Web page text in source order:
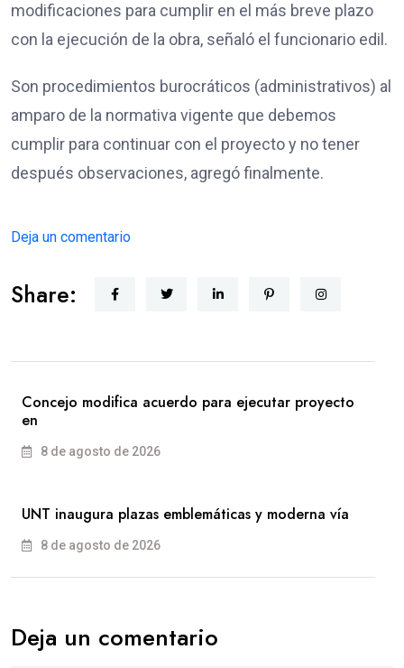
modificaciones para cumplir en el más breve plazo
con la ejecución de la obra, señaló el funcionario edil.
Son procedimientos burocráticos (administrativos) al
amparo de la normativa vigente que debemos
cumplir para continuar con el proyecto y no tener
después observaciones, agregó finalmente.
Deja un comentario
Share:
Concejo modifica acuerdo para ejecutar proyecto
en
8 de agosto de 2026
UNT inaugura plazas emblemáticas y moderna vía
8 de agosto de 2026
Deja un comentario